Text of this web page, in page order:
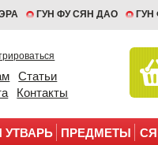
ГУН ФУ СЯН ДАО
Статьи
Контакты
УТВАРЬ ПРЕДМЕТЫ